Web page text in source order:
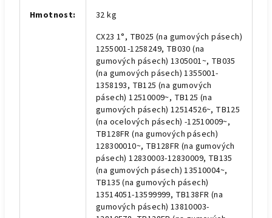
Hmotnost: 32 kg
CX23 1°, TB025 (na gumových pásech)
1255001-1258249, TB030 (na
gumových pásech) 1305001~, TB035
(na gumových pásech) 1355001-
1358193, TB125 (na gumových
pásech) 12510009~, TB125 (na
gumových pásech) 12514526~, TB125
(na ocelových pásech) -12510009~,
TB128FR (na gumových pásech)
128300010~, TB128FR (na gumových
pásech) 12830003-12830009, TB135
(na gumových pásech) 13510004~,
TB135 (na gumových pásech)
13514051-13599999, TB138FR (na
gumových pásech) 13810003-